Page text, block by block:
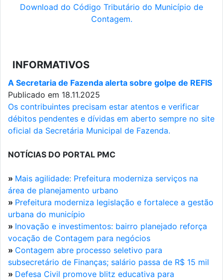
Download do Código Tributário do Município de
Contagem.
INFORMATIVOS
A Secretaria de Fazenda alerta sobre golpe de REFIS
Publicado em 18.11.2025
Os contribuintes precisam estar atentos e verificar
débitos pendentes e dívidas em aberto sempre no site
oficial da Secretária Municipal de Fazenda.
NOTÍCIAS DO PORTAL PMC
» Mais agilidade: Prefeitura moderniza serviços na
área de planejamento urbano
» Prefeitura moderniza legislação e fortalece a gestão
urbana do município
» Inovação e investimentos: bairro planejado reforça
vocação de Contagem para negócios
» Contagem abre processo seletivo para
subsecretário de Finanças; salário passa de R$ 15 mil
» Defesa Civil promove blitz educativa para